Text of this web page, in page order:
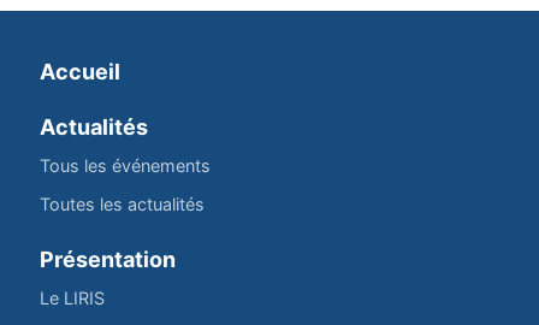
Accueil
Actualités
Tous les événements
Toutes les actualités
Présentation
Le LIRIS